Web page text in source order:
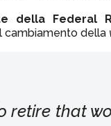
della Federal
cambiamento della
retire that